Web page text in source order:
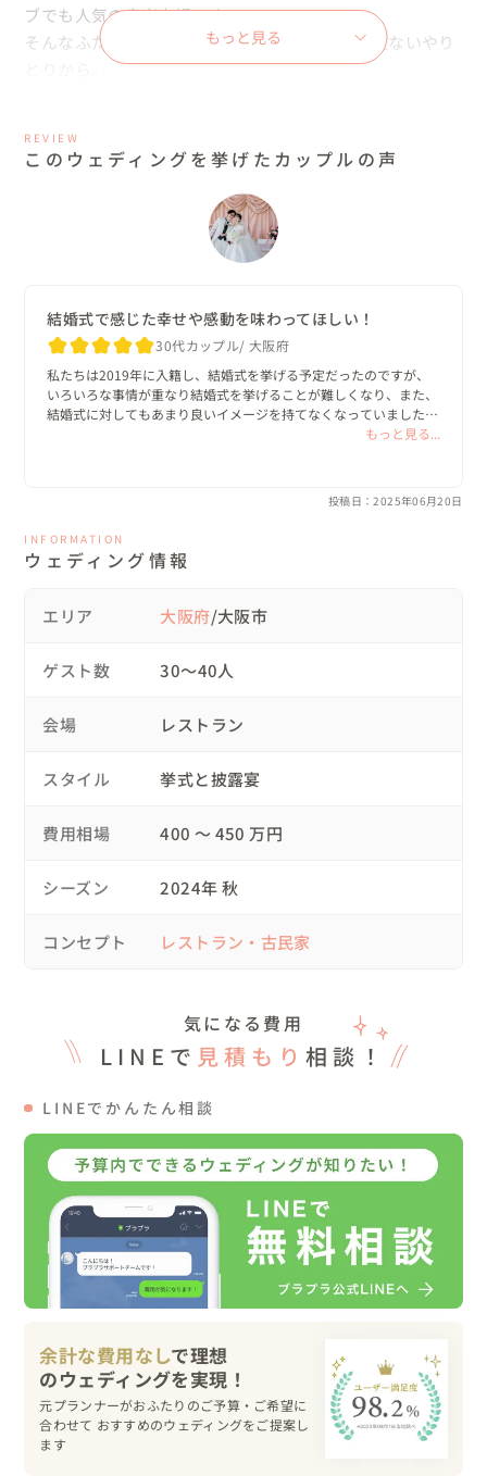
ブでも人気の音楽夫婦です。
そんなふたりとの出会いは、Instagramでの何気ないやり
た。
りましたが、約1年半をかけて丁寧に進めてきました。
・ゲストとしっかり会話できる時間をつくりたい
・ふたりで特別な演奏を披露したい
・おいしい料理でゲストをおもてなししたい
・ゲストにたくさん笑って、楽しんでもらいたい
音楽と食、そして笑顔あふれる時間——ふたりのこだわり
打ち合わせは、オンラインを中心に進めつつ、ふたりのご
自宅近くの打ち合わせルームで対面ミーティングも実施。
ね、理想の結婚式を形にしていきました。
【ステージをモチーフにしたメイン装飾】
に、メイン席はオペラ劇場をイメージ。
なステージを演出しました。
に、ゲストからも「素敵！」の声が続出。
【音楽に包まれた披露宴】
選んだ曲はエルガーの「愛の挨拶」。コントラバスとピア
さらに、ゲストへのちょっとした余興として、ふたりは楽
器を交換して演奏するという遊び心あふれるパフォーマン
「やっぱり自分の楽器が一番！」と最後は元の楽器に戻
り、最高の演奏で締めくくりました。
【ブーケトスならぬ「ぬいぐるみトス」】
「男梅」のぬいぐるみをキャッチした方に新郎が大好物の
「高級梅」をプレゼントし
「牛のぬいぐるみ」は、新婦の出身地である滋賀県にちな
んで、キャッチした方に「近江牛」をプレゼント！
【プチギフト】
モーツァルトを聞かせて醸造した「しょうゆ」を、おみや
げとして配りました。
音楽家ゲストばかりの会場は笑いに包まれていました！
（モーツアルトってそういう位置づけなの？笑）
もっと見る
REVIEW
このウェディングを挙げたカップルの声
結婚式で感じた幸せや感動を味わってほしい！
30代カップル 大阪府
私たちは2019年に入籍し、結婚式を挙げる予定だったのですが、
いろいろな事情が重なり結婚式を挙げることが難しくなり、また、
結婚式に対してもあまり良いイメージを持てなくなっていました。
らすごく良い印象を持っていた鶴野さんしかいない！と思いご連絡
鶴野さんには会場探しからお手伝いいただき、会場見学にまで同行
していただき二人の理想の会場を見つけることが出来ました！
さり、その都度ベストな提案をしてくださいました。何度も打ち合
わせを重ね、演出や衣装など全て理想通りの流れとなりましたが、
会場に入ると、理想をはるかに超える会場を鶴野さんとスタッフの
にも日頃の感謝の想いを伝えることができたのかな、と感じていま
わたしたちが夢にまで見た結婚式の日を、最高の形で迎えられたの
あと、自分たちは一体何を思うのだろう？といろいろ想像していま
したが、言葉では表せないほど最高に幸せな気持ちになりました。
なんて、思ってもみなかったです。ぜひたくさんの人に、この幸せ
や感動を味わってほしいので、ウェディングプランナー鶴野蒔咲子
もっと見る...
投稿日：2025年06月20日
INFORMATION
ウェディング情報
エリア 大阪府/大阪市
ゲスト数 30〜40人
会場 レストラン
スタイル 挙式と披露宴
費用相場 400 〜 450 万円
シーズン 2024年 秋
コンセプト レストラン・古民家
気になる費用
LINEで 見積もり 相談！
LINEでかんたん相談
余計な費用なしで理想
元プランナーがおふたりのご予算・ご希望に
合わせて おすすめのウェディングをご提案し
ます